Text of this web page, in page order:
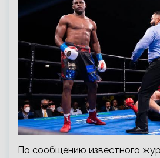
По сообщению известного